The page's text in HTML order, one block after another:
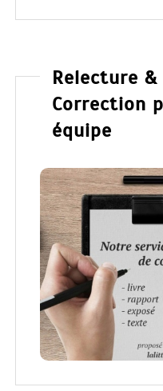
Relecture &
Correction
équipe